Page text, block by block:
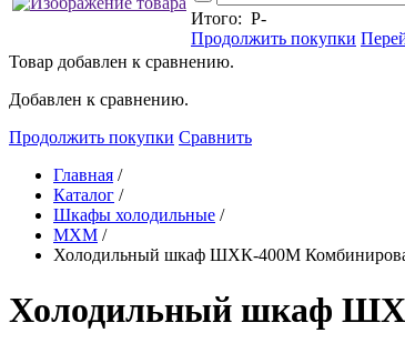
Итого: Р-
Продолжить покупки
Товар добавлен к сравнению.
Добавлен к сравнению.
Продолжить покупки Сравнить
Главная /
Каталог /
Шкафы холодильные /
МХМ /
Холодильный шкаф ШХК-400М
Холодильный шкаф